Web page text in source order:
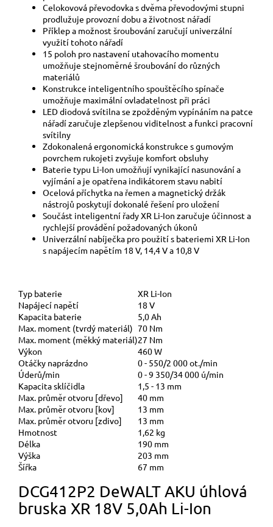
Celokovová převodovka s dvěma převodovými stupni
prodlužuje provozní dobu a životnost nářadí
Příklep a možnost šroubování zaručují univerzální
využití tohoto nářadí
15 poloh pro nastavení utahovacího momentu
umožňuje stejnoměrné šroubování do různých
materiálů
Konstrukce inteligentního spouštěcího spínače
umožňuje maximální ovladatelnost při práci
LED diodová svítilna se zpožděným vypínáním na patce
nářadí zaručuje zlepšenou viditelnost a funkci pracovní
svítilny
Zdokonalená ergonomická konstrukce s gumovým
povrchem rukojeti zvyšuje komfort obsluhy
Baterie typu Li-Ion umožňují vynikající nasunování a
vyjímání a je opatřena indikátorem stavu nabití
Ocelová příchytka na řemen a magnetický držák
nástrojů poskytují dokonalé řešení pro uložení
Součást inteligentní řady XR Li-Ion zaručuje účinnost a
rychlejší provádění požadovaných úkonů
Univerzální nabíječka pro použití s bateriemi XR Li-Ion
s napájecím napětím 18 V, 14,4 V a 10,8 V
Typ baterie
XR Li-Ion
Napájecí napětí
18 V
Kapacita baterie
5,0 Ah
Max. moment (tvrdý materiál) 70 Nm
Max. moment (měkký materiál)27 Nm
Výkon
460 W
Otáčky naprázdno
0 - 550/2 000 ot./min
Úderů/min
0 - 9 350/34 000 ú/min
Kapacita sklíčidla
1,5 - 13 mm
Max. průměr otvoru [dřevo]
40 mm
Max. průměr otvoru [kov]
13 mm
Max. průměr otvoru [zdivo]
13 mm
Hmotnost
1,62 kg
Délka
190 mm
Výška
203 mm
Šířka
67 mm
DCG412P2 DeWALT AKU úhlová
bruska XR 18V 5,0Ah Li-Ion